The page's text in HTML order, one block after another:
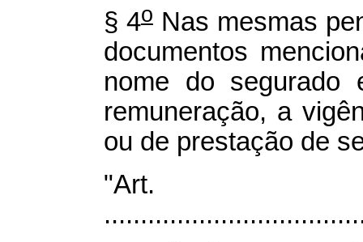
§ 4oNas mesmas
documentos
nome do segurado
remuneração, a
ou de prestação de